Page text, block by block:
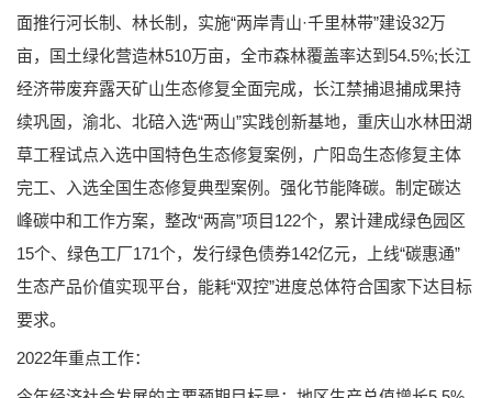
面推行河长制、林长制，实施“两岸青山·千里林带”建设32万
亩，国土绿化营造林510万亩，全市森林覆盖率达到54.5%;长江
经济带废弃露天矿山生态修复全面完成，长江禁捕退捕成果持
续巩固，渝北、北碚入选“两山”实践创新基地，重庆山水林田湖
草工程试点入选中国特色生态修复案例，广阳岛生态修复主体
完工、入选全国生态修复典型案例。强化节能降碳。制定碳达
峰碳中和工作方案，整改“两高”项目122个，累计建成绿色园区
15个、绿色工厂171个，发行绿色债券142亿元，上线“碳惠通”
生态产品价值实现平台，能耗“双控”进度总体符合国家下达目标
要求。
2022年重点工作：